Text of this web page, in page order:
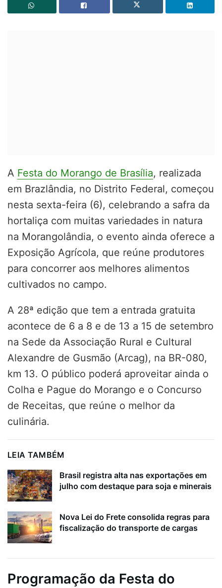
A Festa do Morango de Brasília, realizada
em Brazlândia, no Distrito Federal, começou
nesta sexta-feira (6), celebrando a safra da
hortaliça com muitas variedades in natura
na Morangolândia, o evento ainda oferece a
Exposição Agrícola, que reúne produtores
para concorrer aos melhores alimentos
cultivados no campo.
A 28ª edição que tem a entrada gratuita
acontece de 6 a 8 e de 13 a 15 de setembro
na Sede da Associação Rural e Cultural
Alexandre de Gusmão (Arcag), na BR-080,
km 13. O público poderá aproveitar ainda o
Colha e Pague do Morango e o Concurso
de Receitas, que reúne o melhor da
culinária.
LEIA TAMBÉM
Brasil registra alta nas exportações em
julho com destaque para soja e minerais
Nova Lei do Frete consolida regras para
fiscalização do transporte de cargas
Programação da Festa do